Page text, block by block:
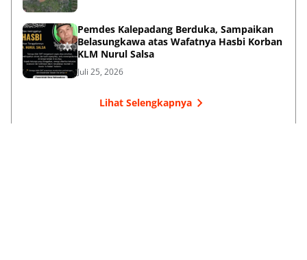
Pemdes Kalepadang Berduka, Sampaikan
Belasungkawa atas Wafatnya Hasbi Korban
KLM Nurul Salsa
Juli 25, 2026
Lihat Selengkapnya